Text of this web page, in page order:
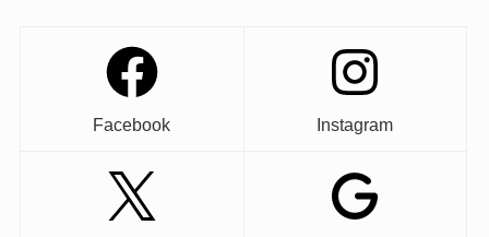
Facebook Instagram